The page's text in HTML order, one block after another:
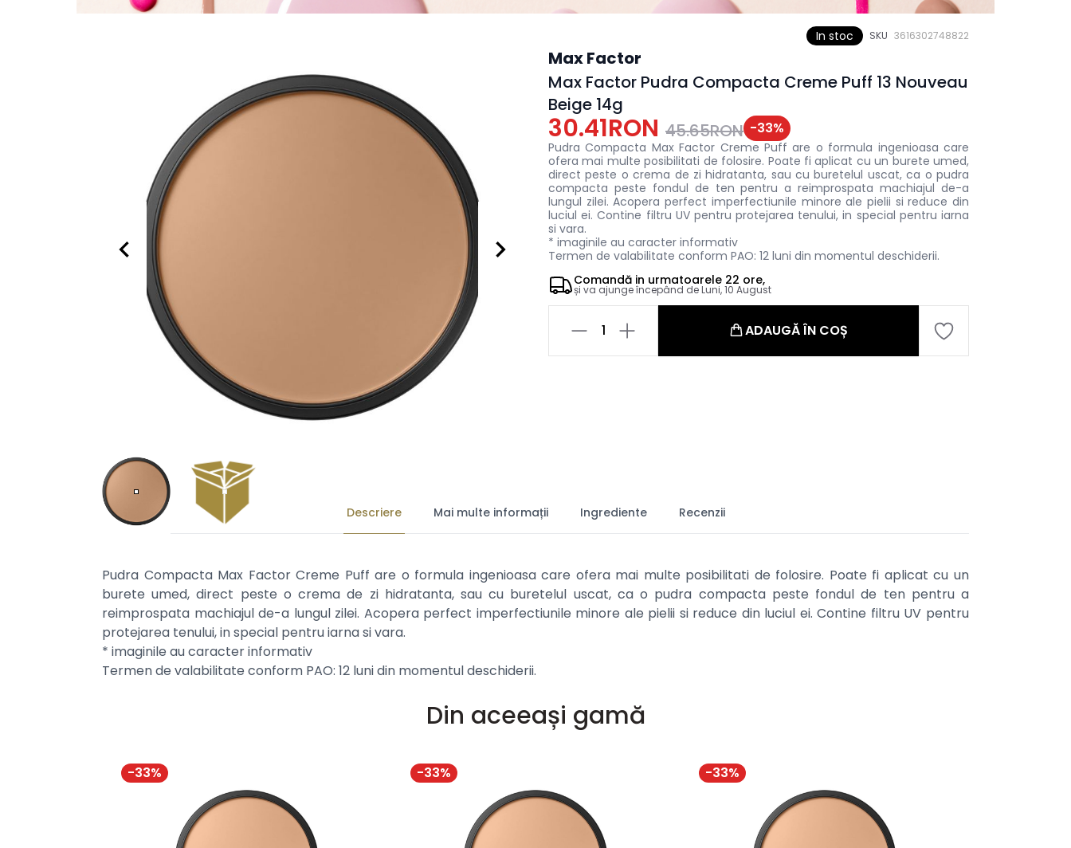
In stoc SKU 3616302748822
Max Factor
Max Factor Pudra Compacta Creme Puff 13 Nouveau
Beige 14g
30.41RON 45.65RON -33%
Pudra Compacta Max Factor Creme Puff are o formula ingenioasa care
ofera mai multe posibilitati de folosire. Poate fi aplicat cu un burete umed,
direct peste o crema de zi hidratanta, sau cu buretelul uscat, ca o pudra
compacta peste fondul de ten pentru a reimprospata machiajul de-a
lungul zilei. Acopera perfect imperfectiunile minore ale pielii si reduce din
luciul ei. Contine filtru UV pentru protejarea tenului, in special pentru iarna
si vara.
* imaginile au caracter informativ
Termen de valabilitate conform PAO: 12 luni din momentul deschiderii.
Comandă in urmatoarele 22 ore,
și va ajunge începând deLuni, 10 August
1 ADAUGĂ ÎN COȘ
Descriere Mai multe informații Ingrediente Recenzii
Pudra Compacta Max Factor Creme Puff are o formula ingenioasa care ofera mai multe posibilitati de folosire. Poate fi aplicat cu un
burete umed, direct peste o crema de zi hidratanta, sau cu buretelul uscat, ca o pudra compacta peste fondul de ten pentru a
reimprospata machiajul de-a lungul zilei. Acopera perfect imperfectiunile minore ale pielii si reduce din luciul ei. Contine filtru UV pentru
protejarea tenului, in special pentru iarna si vara.
* imaginile au caracter informativ
Termen de valabilitate conform PAO: 12 luni din momentul deschiderii.
Din aceeași gamă
-33% -33% -33%